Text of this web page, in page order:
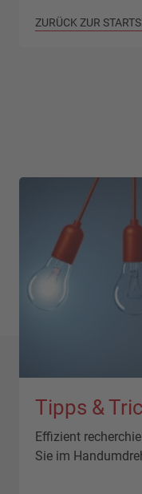
ZURÜCK ZUR
Tipps &
Effizient
Sie im